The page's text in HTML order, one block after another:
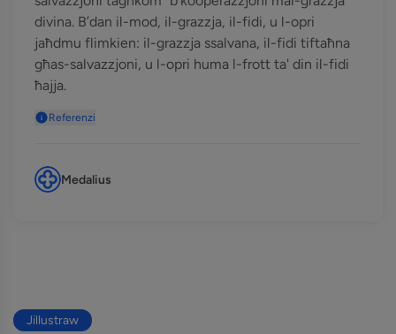
divina. B’dan il-mod, il-grazzja, il-fidi, u l-opri
jaħdmu flimkien: il-grazzja ssalvana, il-fidi tiftaħna
għas-salvazzjoni, u l-opri huma l-frott ta' din il-fidi
ħajja.
Referenzi
Medalius
Jillustraw